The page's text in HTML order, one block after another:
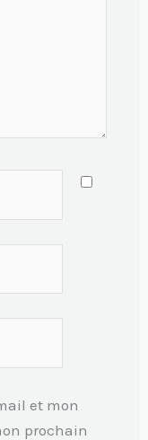
et mon
prochain